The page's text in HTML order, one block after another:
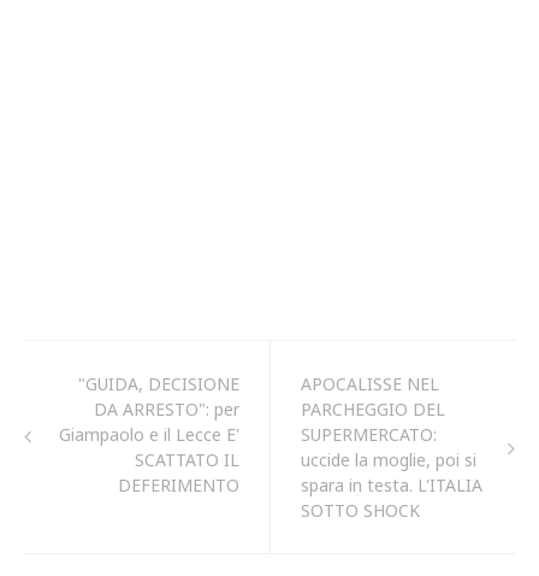
"GUIDA, DECISIONE
DA ARRESTO": per
Giampaolo e il Lecce E'
SCATTATO IL
DEFERIMENTO
APOCALISSE NEL
PARCHEGGIO DEL
SUPERMERCATO:
uccide la moglie, poi si
spara in testa. L'ITALIA
SOTTO SHOCK